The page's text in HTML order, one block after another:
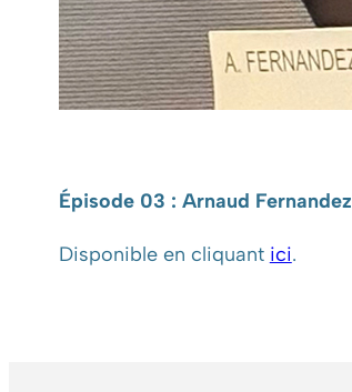
Épisode 03 : Arnaud Fernandez
Disponible en cliquant ici.